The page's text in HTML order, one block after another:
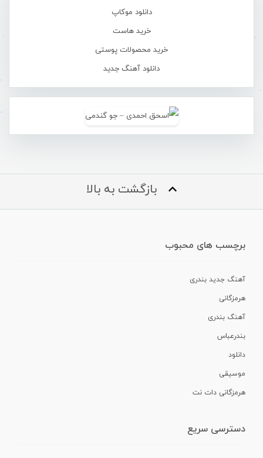
دانلود موکاپ
خرید هاست
خرید محصولات پوستی
دانلود آهنگ جدید
بازگشت به بالا
برچسب های محبوب
آهنگ جدید بندری
هرمزگانی
آهنگ بندری
بندرعباس
دانلود
موسیقی
هرمزگانی دات نت
دسترسی سریع